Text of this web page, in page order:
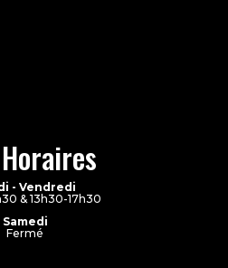
- Vendredi
& 13h30-17h30
Samedi
Fermé